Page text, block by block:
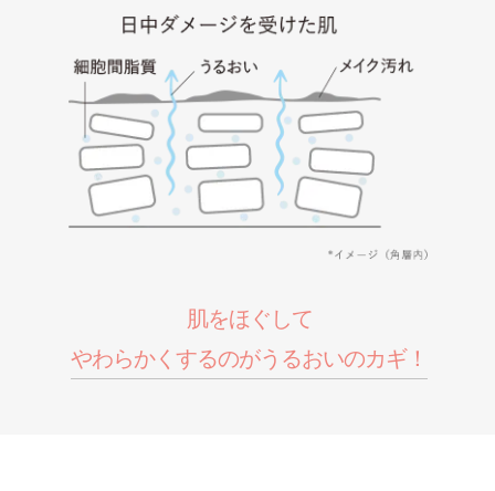
肌をほぐして
やわらかくするのがうるおいのカギ！